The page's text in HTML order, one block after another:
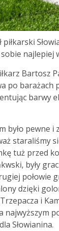
najlepiej
Bartosz
po barażach
barwy
było pewne i
staraliśmy
tuż przed
były
połowie
dzięki
i
Słowianina.